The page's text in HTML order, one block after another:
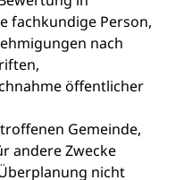
fachkundige Person,
nach
öffentlicher
Gemeinde,
andere Zwecke
nicht